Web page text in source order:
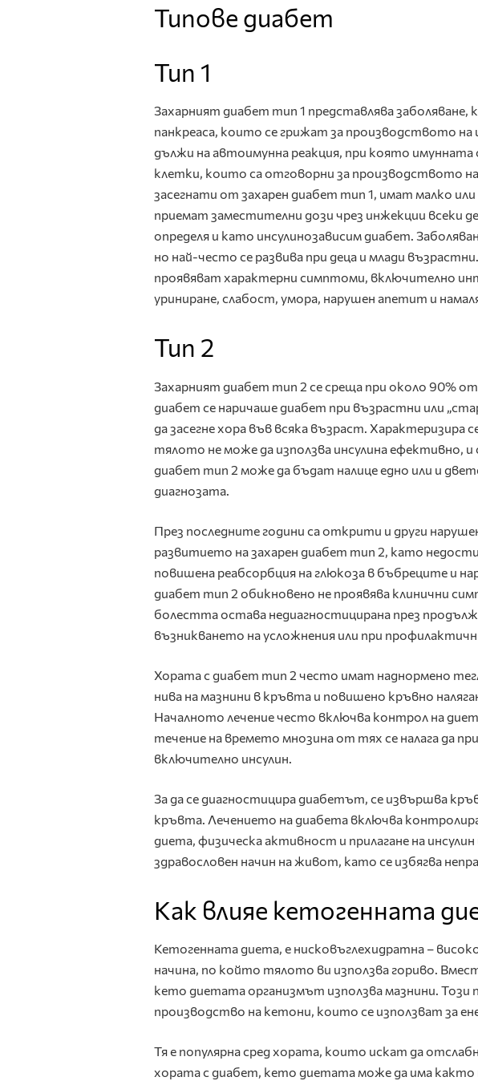
Типове диабет
Тип 1
Захарният диабет тип 1 представлява
панкреаса, които се грижат за производството на
дължи на автоимунна реакция, при която имунната
клетки, които са отговорни за производството
засегнати от захарен диабет тип 1, имат малко или
приемат заместителни дози чрез инжекции всеки
определя и като инсулинозависим диабет.
но най-често се развива при деца и млади
проявяват характерни симптоми, включително
уриниране, слабост, умора, нарушен апетит и
Тип 2
Захарният диабет тип 2 се среща при около 90%
диабет се наричаше диабет при възрастни или
да засегне хора във всяка възраст.
тялото не може да използва инсулина ефективно,
диабет тип 2 може да бъдат налице едно или и
диагнозата.
През последните години са открити и други
развитието на захарен диабет тип 2, като
повишена реабсорбция на глюкоза в бъбреците и
диабет тип 2 обикновено не проявява клинични
болестта остава недиагностицирана през
възникването на усложнения или при
Хората с диабет тип 2 често имат наднормено
нива на мазнини в кръвта и повишено кръвно
Началното лечение често включва контрол на
течение на времето мнозина от тях се налага да
включително инсулин.
За да се диагностицира диабетът, се извършва
кръвта. Лечението на диабета включва
диета, физическа активност и прилагане на
здравословен начин на живот, като се избягва
Как влияе кетогенната
Кетогенната диета, е нисковъглехидратна –
начина, по който тялото ви използва гориво.
кето диетата организмът използва мазнини. Този
производство на кетони, които се използват за
Тя е популярна сред хората, които искат да
хората с диабет, кето диетата може да има